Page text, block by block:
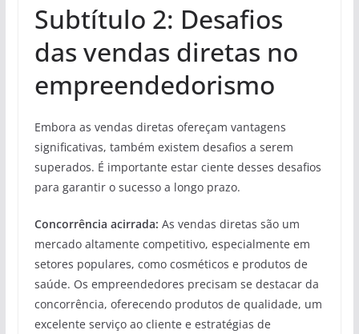
Subtítulo 2: Desafios
das vendas diretas no
empreendedorismo
Embora as vendas diretas ofereçam vantagens
significativas, também existem desafios a serem
superados. É importante estar ciente desses desafios
para garantir o sucesso a longo prazo.
Concorrência acirrada: As vendas diretas são um
mercado altamente competitivo, especialmente em
setores populares, como cosméticos e produtos de
saúde. Os empreendedores precisam se destacar da
concorrência, oferecendo produtos de qualidade, um
excelente serviço ao cliente e estratégias de